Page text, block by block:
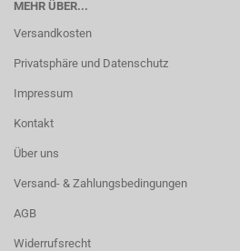
MEHR ÜBER...
Versandkosten
Privatsphäre und Datenschutz
Impressum
Kontakt
Über uns
Versand- & Zahlungsbedingungen
AGB
Widerrufsrecht